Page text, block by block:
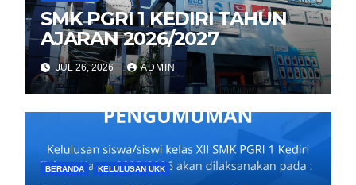
SMK PGRI 1 KEDIRI TAHUN
AJARAN 2026/2027
JUL 26, 2026 ADMIN
BERANDA KELULUSAN UKK